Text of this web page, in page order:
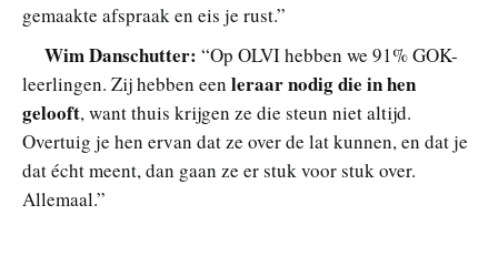
gemaakte afspraak en eis je rust.”
Wim Danschutter: “Op OLVI hebben we 91% GOK-
leerlingen. Zij hebben een leraar nodig die in hen
gelooft, want thuis krijgen ze die steun niet altijd.
Overtuig je hen ervan dat ze over de lat kunnen, en dat je
dat écht meent, dan gaan ze er stuk voor stuk over.
Allemaal.”